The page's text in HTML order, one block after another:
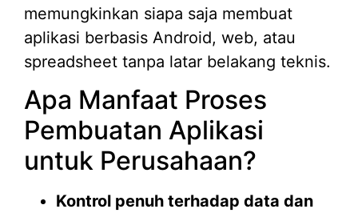
memungkinkan siapa saja membuat
aplikasi berbasis Android, web, atau
spreadsheet tanpa latar belakang teknis.
Apa Manfaat Proses
Pembuatan Aplikasi
untuk Perusahaan?
Kontrol penuh terhadap data dan